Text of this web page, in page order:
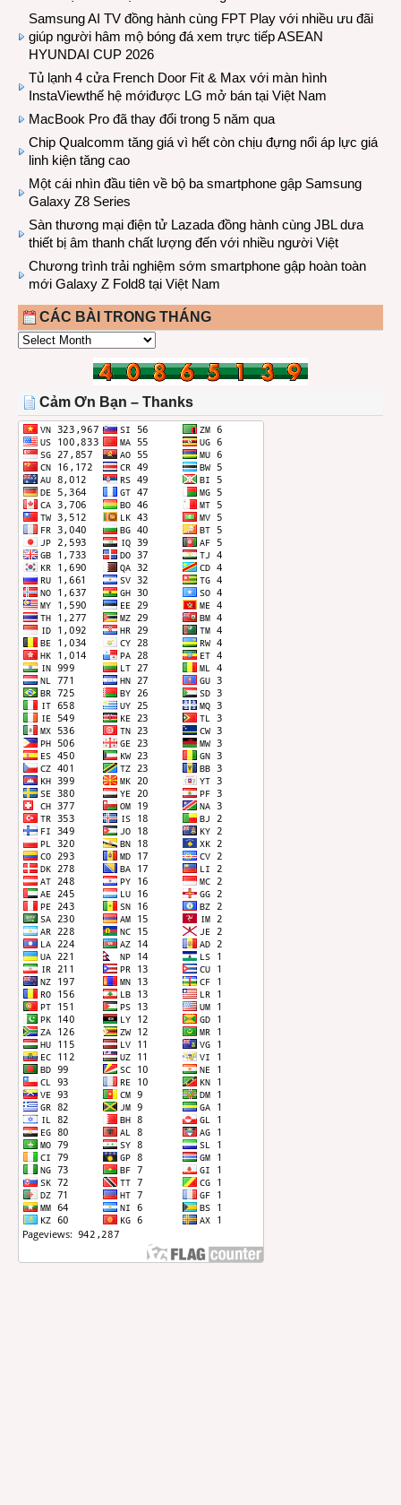
Samsung AI TV đồng hành cùng FPT Play với nhiều ưu đãi
giúp người hâm mộ bóng đá xem trực tiếp ASEAN
HYUNDAI CUP 2026
Tủ lạnh 4 cửa French Door Fit & Max với màn hình
InstaViewthế hệ mớiđược LG mở bán tại Việt Nam
MacBook Pro đã thay đổi trong 5 năm qua
Chip Qualcomm tăng giá vì hết còn chịu đựng nổi áp lực giá
linh kiện tăng cao
Một cái nhìn đầu tiên về bộ ba smartphone gập Samsung
Galaxy Z8 Series
Sàn thương mại điện tử Lazada đồng hành cùng JBL dưa
thiết bị âm thanh chất lượng đến với nhiều người Việt
Chương trình trải nghiệm sớm smartphone gập hoàn toàn
mới Galaxy Z Fold8 tại Việt Nam
CÁC BÀI TRONG THÁNG
CÁC
THÁNG
Cảm Ơn Bạn – Thanks